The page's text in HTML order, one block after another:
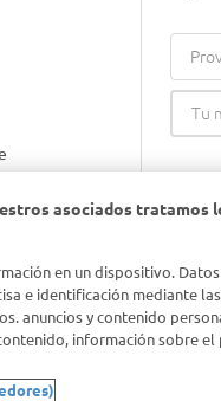
asociados tratamos
en un dispositivo.
e identificación mediante las
anuncios y contenido
información sobre el